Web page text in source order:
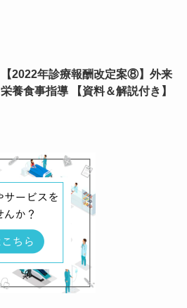
【2022年診療報酬改定案⑧】外来
栄養食事指導 【資料＆解説付き】